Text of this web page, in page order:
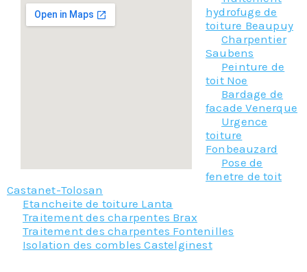
hydrofuge de
toiture Beaupuy
Charpentier
Saubens
Peinture de
toit Noe
Bardage de
facade Venerque
Urgence
toiture
Fonbeauzard
Pose de
fenetre de toit
Castanet-Tolosan
Etancheite de toiture Lanta
Traitement des charpentes Brax
Traitement des charpentes Fontenilles
Isolation des combles Castelginest